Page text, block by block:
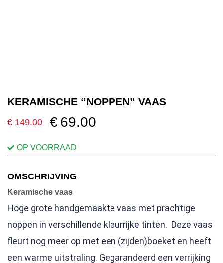
KERAMISCHE “NOPPEN” VAAS
€ 149.00
Oorspronkelijke
was:
€ 69.00
Huidige
is:
OP VOORRAAD
OMSCHRIJVING
Keramische vaas
Hoge grote handgemaakte vaas met prachtige
noppen in verschillende kleurrijke tinten. Deze vaas
fleurt nog meer op met een (zijden)boeket en heeft
een warme uitstraling. Gegarandeerd een verrijking